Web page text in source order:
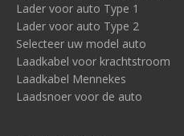
Lader voor auto Type 1
Lader voor auto Type 2
Selecteer uw model auto
Laadkabel voor krachtstroom
Laadkabel Mennekes
Laadsnoer voor de auto